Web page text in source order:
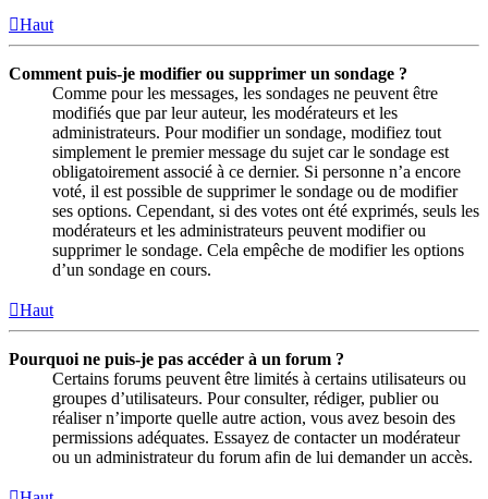
Haut
Comment puis-je modifier ou supprimer un sondage ?
Comme pour les messages, les sondages ne peuvent être
modifiés que par leur auteur, les modérateurs et les
administrateurs. Pour modifier un sondage, modifiez tout
simplement le premier message du sujet car le sondage est
obligatoirement associé à ce dernier. Si personne n’a encore
voté, il est possible de supprimer le sondage ou de modifier
ses options. Cependant, si des votes ont été exprimés, seuls les
modérateurs et les administrateurs peuvent modifier ou
supprimer le sondage. Cela empêche de modifier les options
d’un sondage en cours.
Haut
Pourquoi ne puis-je pas accéder à un forum ?
Certains forums peuvent être limités à certains utilisateurs ou
groupes d’utilisateurs. Pour consulter, rédiger, publier ou
réaliser n’importe quelle autre action, vous avez besoin des
permissions adéquates. Essayez de contacter un modérateur
ou un administrateur du forum afin de lui demander un accès.